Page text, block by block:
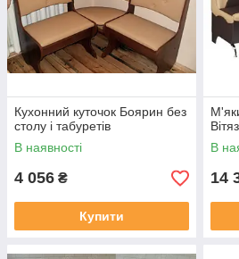
Кухонний куточок Боярин без
столу і табуретів
В наявності
4 056 ₴
Купити
В
14